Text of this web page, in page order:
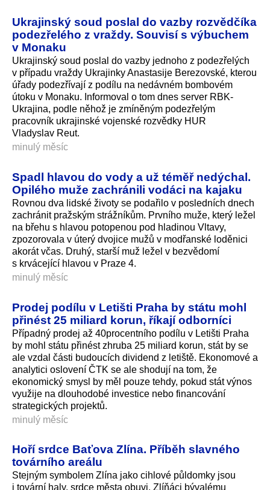
Ukrajinský soud poslal do vazby rozvědčíka
podezřelého z vraždy. Souvisí s výbuchem
v Monaku
Ukrajinský soud poslal do vazby jednoho z podezřelých
v případu vraždy Ukrajinky Anastasije Berezovské, kterou
úřady podezřívají z podílu na nedávném bombovém
útoku v Monaku. Informoval o tom dnes server RBK-
Ukrajina, podle něhož je zmíněným podezřelým
pracovník ukrajinské vojenské rozvědky HUR
Vladyslav Reut.
minulý měsíc
Spadl hlavou do vody a už téměř nedýchal.
Opilého muže zachránili vodáci na kajaku
Rovnou dva lidské životy se podařilo v posledních dnech
zachránit pražským strážníkům. Prvního muže, který ležel
na břehu s hlavou potopenou pod hladinou Vltavy,
zpozorovala v úterý dvojice mužů v modřanské loděnici
akorát včas. Druhý, starší muž ležel v bezvědomí
s krvácející hlavou v Praze 4.
minulý měsíc
Prodej podílu v Letišti Praha by státu mohl
přinést 25 miliard korun, říkají odborníci
Případný prodej až 40procentního podílu v Letišti Praha
by mohl státu přinést zhruba 25 miliard korun, stát by se
ale vzdal části budoucích dividend z letiště. Ekonomové a
analytici oslovení ČTK se ale shodují na tom, že
ekonomický smysl by měl pouze tehdy, pokud stát výnos
využije na dlouhodobé investice nebo financování
strategických projektů.
minulý měsíc
Hoří srdce Baťova Zlína. Příběh slavného
továrního areálu
Stejným symbolem Zlína jako cihlové půldomky jsou
i tovární haly, srdce města obuvi. Zlíňáci bývalému